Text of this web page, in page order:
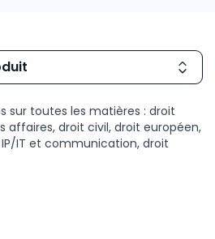
sur toutes les matières : droit
affaires, droit civil, droit européen,
IT et communication, droit